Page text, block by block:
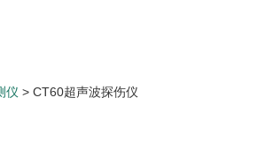
仪 > CT60超声波探伤仪